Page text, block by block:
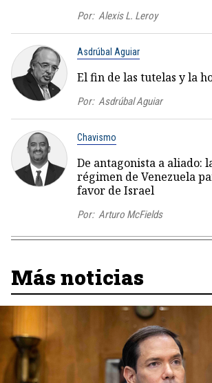
Por: Alexis L. Leroy
Asdrúbal Aguiar
El fin de las tutelas y la
Por: Asdrúbal Aguiar
Chavismo
De antagonista a aliado:
régimen de Venezuela
favor de Israel
Por: Arturo McFields
Más noticias